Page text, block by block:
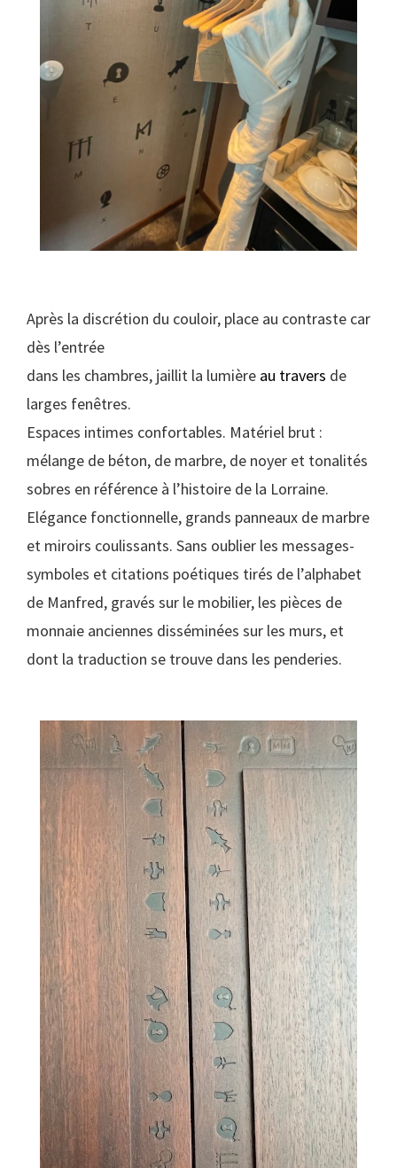
Après la discrétion du couloir, place au contraste car
dès l’entrée
dans les chambres, jaillit la lumière au travers de
larges fenêtres.
Espaces intimes confortables. Matériel brut :
mélange de béton, de marbre, de noyer et tonalités
sobres en référence à l’histoire de la Lorraine.
Elégance fonctionnelle, grands panneaux de marbre
et miroirs coulissants. Sans oublier les messages-
symboles et citations poétiques tirés de l’alphabet
de Manfred, gravés sur le mobilier, les pièces de
monnaie anciennes disséminées sur les murs, et
dont la traduction se trouve dans les penderies.